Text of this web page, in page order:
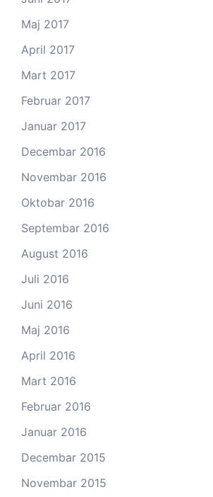
Maj 2017
April 2017
Mart 2017
Februar 2017
Januar 2017
Decembar 2016
Novembar 2016
Oktobar 2016
Septembar 2016
August 2016
Juli 2016
Juni 2016
Maj 2016
April 2016
Mart 2016
Februar 2016
Januar 2016
Decembar 2015
Novembar 2015